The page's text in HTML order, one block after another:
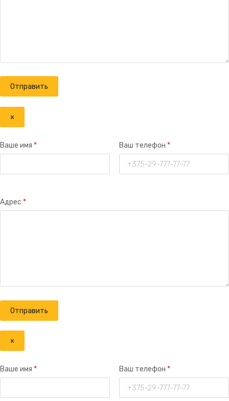
×
Ваше имя * Ваш телефон *
Адрес *
×
Ваше имя * Ваш телефон *